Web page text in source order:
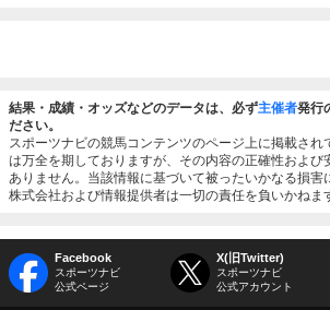
結果・成績・オッズなどのデータは、必ず主催者発行
ださい。
スポーツナビの競馬コンテンツのページ上に掲載され
は万全を期しておりますが、その内容の正確性および
ありません。当該情報に基づいて被ったいかなる損害
株式会社および情報提供者は一切の責任を負いかねま
Facebook
スポーツナビ
公式ページ
X(旧Twitter)
スポーツナビ
公式アカウント